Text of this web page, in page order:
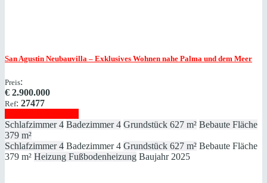
San Agustin Neubauvilla – Exklusives Wohnen nahe Palma und dem Meer
Preis:
€ 2.900.000
Ref: 27477
Schlafzimmer 4 Badezimmer 4 Grundstück 627 m² Bebaute Fläche
379 m²
Schlafzimmer 4 Badezimmer 4 Grundstück 627 m² Bebaute Fläche
379 m² Heizung Fußbodenheizung Baujahr 2025